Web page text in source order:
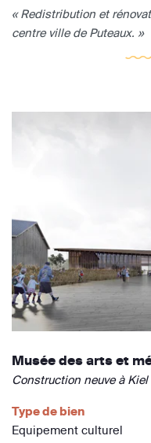
« Redistribution et
centre ville de Puteaux. »
Musée des arts et
Construction neuve à Kiel
Type de bien
Equipement culturel